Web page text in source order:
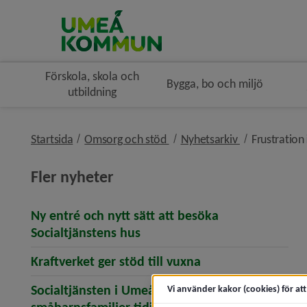
Förskola, skola och
utbildning
Bygga, bo och miljö
Startsida Omsorg och stöd nivå i brödsmulenavigeringen
Nyhetsarkiv nivå i
Fler nyheter
Ny entré och nytt sätt att besöka
Socialtjänstens hus(öppnar artikeln Ny entré
Kraftverket ger stöd till vuxna
Socialtjänsten i Umeå ska hjälpa fler
Vi använder kakor (cookies) för